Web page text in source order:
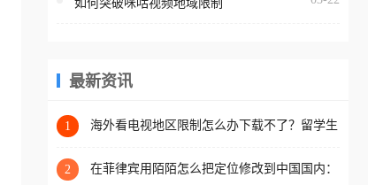
区工作、留学、定居等，都
权限制所困扰。
区时，网易云音乐也会像其
回国加速器，即可解决「海
版权限制」的问题，无论人
如何突破咪咕视频地域限制
最新资讯
1
海外看电视地区限制怎么办下载不了？留学生
2
在菲律宾用陌陌怎么把定位修改到中国国内：